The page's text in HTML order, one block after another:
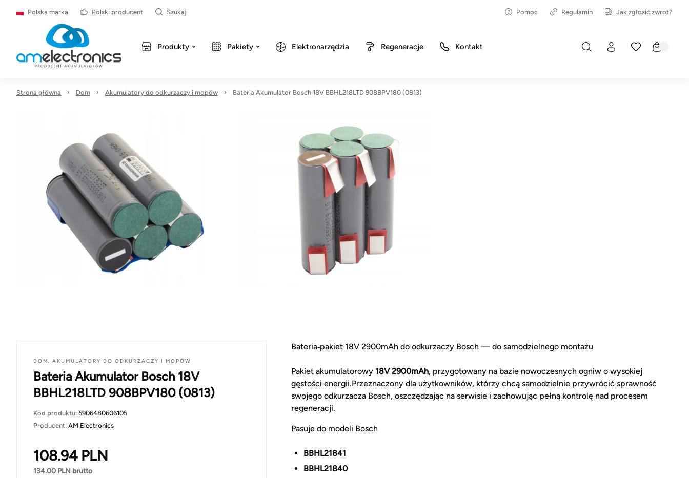
Polska marka Polski producent Szukaj Pomoc Regulamin Jak zgłosić zwrot?
Produkty Pakiety Elektronarzędzia Regeneracje Kontakt
Strona główna Dom Akumulatory do odkurzaczy i mopów Bateria Akumulator Bosch 18V BBHL218LTD 908BPV180 (0813)
DOM, AKUMULATORY DO ODKURZACZY I MOPÓW
Bateria Akumulator Bosch 18V
BBHL218LTD 908BPV180 (0813)
Kod produktu: 5906480606105
Producent: AM Electronics
108.94PLN
134.00 PLN brutto
Bateria‑pakiet 18V 2900mAh do odkurzaczy Bosch — do samodzielnego montażu
Pakiet akumulatorowy 18V 2900mAh, przygotowany na bazie nowoczesnych ogniw o wysokiej
gęstości energii.Przeznaczony dla użytkowników, którzy chcą samodzielnie przywrócić sprawność
swojego odkurzacza Bosch, oszczędzając na serwisie i zachowując pełną kontrolę nad procesem
regeneracji.
Pasuje do modeli Bosch
BBHL21841
BBHL21840